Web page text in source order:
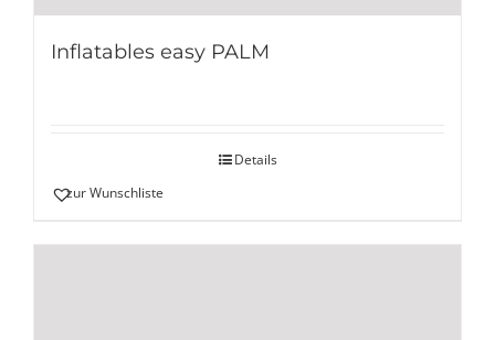
Inflatables easy PALM
Details
zur Wunschliste